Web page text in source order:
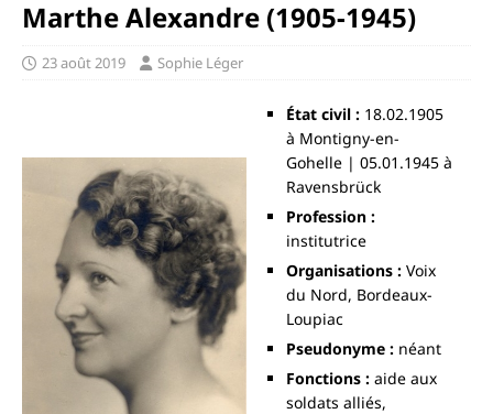
Marthe Alexandre (1905-1945)
23 août 2019 Sophie Léger
État civil : 18.02.1905
à Montigny-en-
Gohelle | 05.01.1945 à
Ravensbrück
Profession :
institutrice
Organisations : Voix
du Nord, Bordeaux-
Loupiac
Pseudonyme : néant
Fonctions : aide aux
soldats alliés,